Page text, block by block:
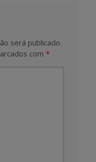
será publicado.
com *